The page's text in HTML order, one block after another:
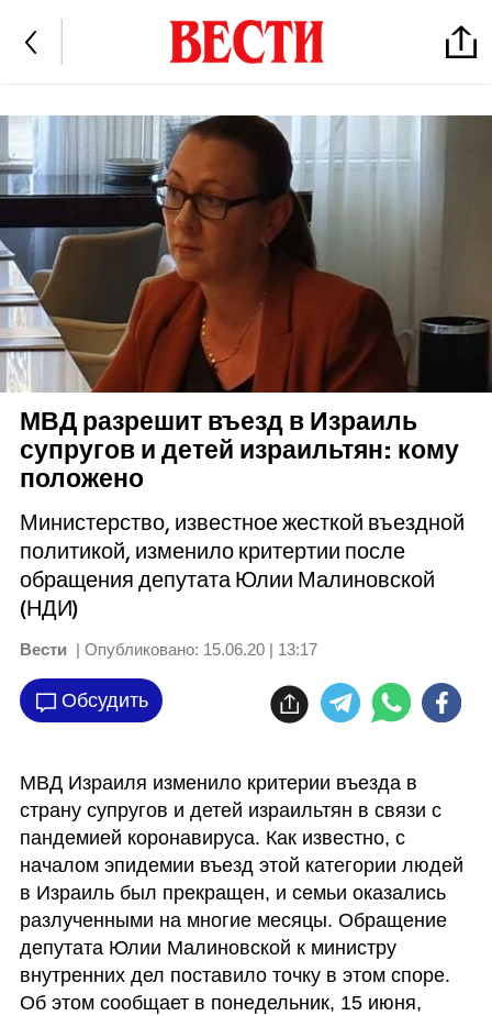
МВД разрешит въезд в Израиль
супругов и детей израильтян: кому
положено
Министерство, известное жесткой въездной
политикой, изменило критертии после
обращения депутата Юлии Малиновской
(НДИ)
Вести | Опубликовано: 15.06.20 | 13:17
Обсудить
МВД Израиля изменило критерии въезда в
страну супругов и детей израильтян в связи с
пандемией коронавируса. Как известно, с
началом эпидемии въезд этой категории людей
в Израиль был прекращен, и семьи оказались
разлученными на многие месяцы. Обращение
депутата Юлии Малиновской к министру
внутренних дел поставило точку в этом споре.
Об этом сообщает в понедельник, 15 июня,